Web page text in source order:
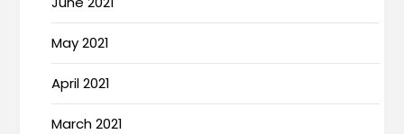
May 2021
April 2021
March 2021